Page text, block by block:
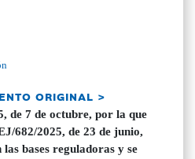
ORIGINAL >
de 7 de octubre, por la que
682/2025, de 23 de junio,
las bases reguladoras y se